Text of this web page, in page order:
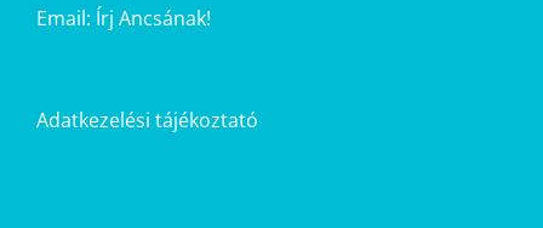
Email: Írj Ancsának!
Adatkezelési tájékoztató